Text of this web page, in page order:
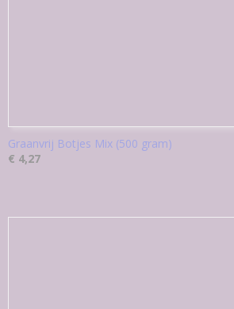
Graanvrij Botjes Mix (500 gram)
€ 4,27